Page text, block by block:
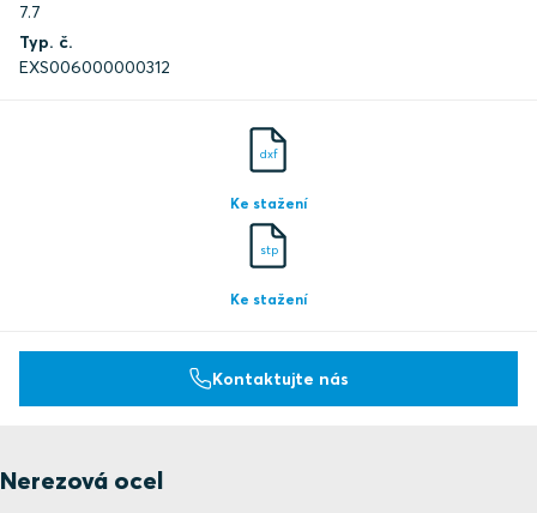
7.7
Typ. č.
EXS006000000312
dxf
Ke stažení
stp
Ke stažení
Kontaktujte nás
Nerezová ocel